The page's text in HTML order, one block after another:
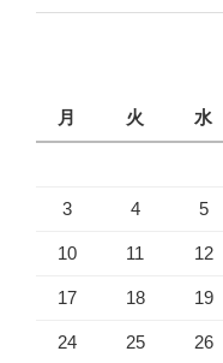
月
火 水
3 4 5
10 11 12
17 18 19
24 25 26